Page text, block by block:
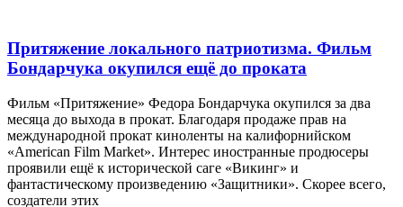
Притяжение локального патриотизма. Фильм
Бондарчука окупился ещё до проката
Фильм «Притяжение» Федора Бондарчука окупился за два
месяца до выхода в прокат. Благодаря продаже прав на
международной прокат киноленты на калифорнийском
«American Film Market». Интерес иностранные продюсеры
проявили ещё к исторической саге «Викинг» и
фантастическому произведению «Защитники». Скорее всего,
создатели этих